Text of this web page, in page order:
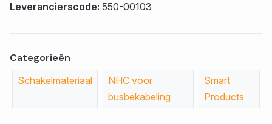
Leverancierscode: 550-00103
Categorieën
Schakelmateriaal
NHC voor
busbekabeling
Smart
Products